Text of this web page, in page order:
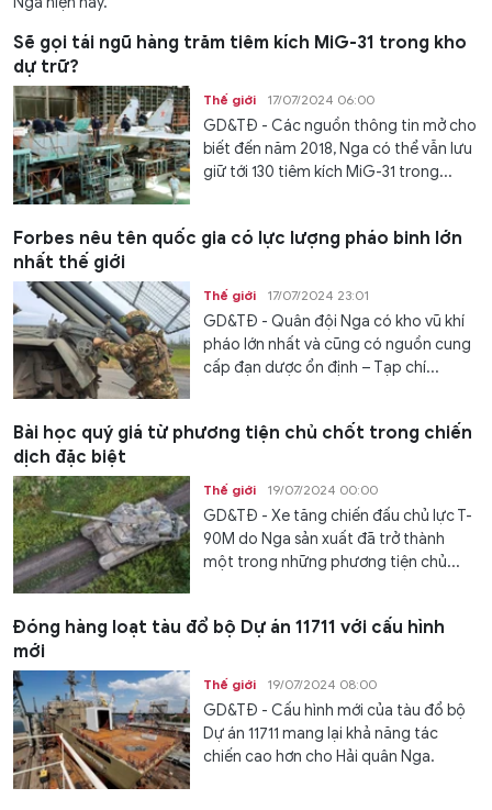
Sẽ gọi tái ngũ hàng trăm tiêm kích MiG-31 trong kho
dự trữ?
Thế giới 17/07/2024 06:00
GD&TĐ - Các nguồn thông tin mở cho
biết đến năm 2018, Nga có thể vẫn lưu
giữ tới 130 tiêm kích MiG-31 trong...
Forbes nêu tên quốc gia có lực lượng pháo binh lớn
nhất thế giới
Thế giới 17/07/2024 23:01
GD&TĐ - Quân đội Nga có kho vũ khí
pháo lớn nhất và cũng có nguồn cung
cấp đạn dược ổn định – Tạp chí...
Bài học quý giá từ phương tiện chủ chốt trong chiến
dịch đặc biệt
Thế giới 19/07/2024 00:00
GD&TĐ - Xe tăng chiến đấu chủ lực T-
90M do Nga sản xuất đã trở thành
một trong những phương tiện chủ...
Đóng hàng loạt tàu đổ bộ Dự án 11711 với cấu hình
mới
Thế giới 19/07/2024 08:00
GD&TĐ - Cấu hình mới của tàu đổ bộ
Dự án 11711 mang lại khả năng tác
chiến cao hơn cho Hải quân Nga.